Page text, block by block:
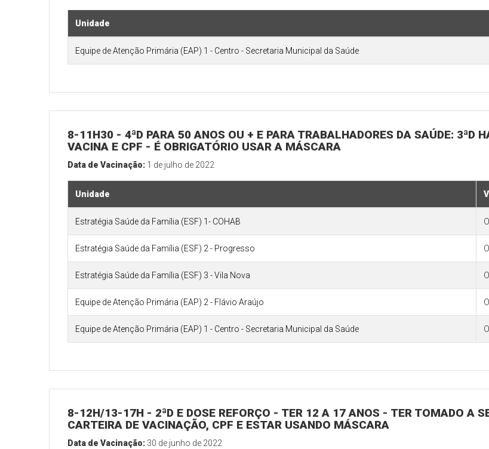
Unidade
Equipe de Atenção Primária (EAP) 1 - Centro - Secretaria Municipal da Saúde
8-11H30 - 4ªD PARA 50 ANOS OU + E PARA TRABALHADORES DA SAÚDE: 3ªD
VACINA E CPF - É OBRIGATÓRIO USAR A MÁSCARA
Data de Vacinação: 1 de julho de 2022
Unidade
Estratégia Saúde da Família (ESF) 1- COHAB
Estratégia Saúde da Família (ESF) 2 - Progresso
Estratégia Saúde da Família (ESF) 3 - Vila Nova
Equipe de Atenção Primária (EAP) 2 - Flávio Araújo
Equipe de Atenção Primária (EAP) 1 - Centro - Secretaria Municipal da Saúde
8-12H/13-17H - 2ªD E DOSE REFORÇO - TER 12 A 17 ANOS - TER TOMADO A
CARTEIRA DE VACINAÇÃO, CPF E ESTAR USANDO MÁSCARA
Data de Vacinação: 30 de junho de 2022